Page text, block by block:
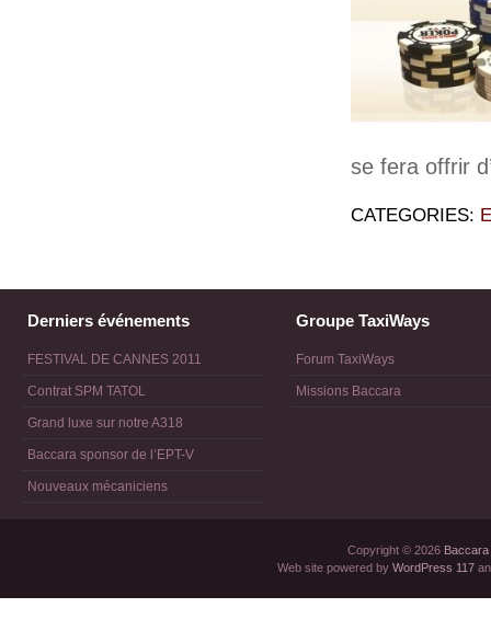
se fera offrir
CATEGORIES:
Derniers événements
FESTIVAL DE CANNES 2011
Contrat SPM TATOL
Grand luxe sur notre A318
Baccara sponsor de l’EPT-V
Nouveaux mécaniciens
Groupe TaxiWays
Forum TaxiWays
Missions Baccara
Copyright © 2026
Web site powered byWordPress 117